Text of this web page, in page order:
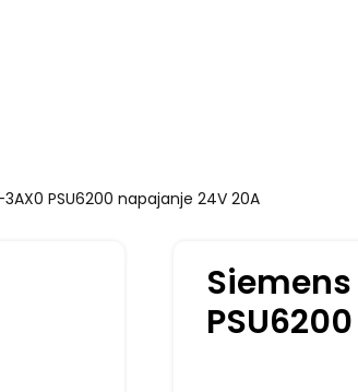
PSU6200 napajanje 24V 20A